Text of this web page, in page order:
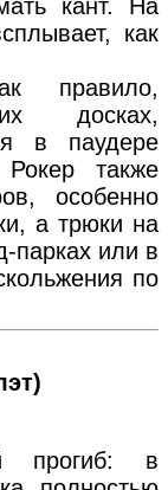
кант. На
как
правило,
досках,
в паудере
также
особенно
а трюки на
парках или в
по
прогиб: в